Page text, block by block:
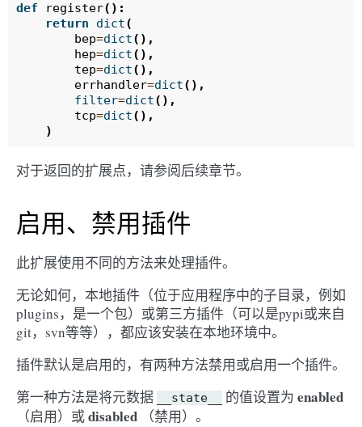
def register():
return
dict(
bep=dict(),
hep=dict(),
tep=dict(),
errhandler=dict(),
filter=dict(),
tcp=dict(),
)
对于返回的扩展点，请参阅后续章节。
启用、禁用插件
此扩展使用不同的方法来处理插件。
无论如何，本地插件（位于应用程序中的子目录，例如
plugins，是一个包）或第三方插件（可以是pypi或来自
git，svn等等），都应该安装在本地环境中。
插件默认是启用的，有两种方法禁用或启用一个插件。
第一种方法是将元数据
__state__ 的值设置为 enabled
（启用）或disabled （禁用）。